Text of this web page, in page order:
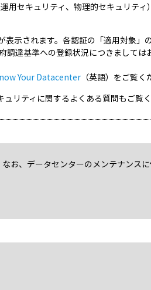
用セキュリティ、物理的セキュリティ
表示されます。各認証の「適用対象」
調達基準への登録状況につきましては
Your Datacenter （英語）をご覧く
リティに関するよくある質問もご覧く
お、データセンターのメンテナンス